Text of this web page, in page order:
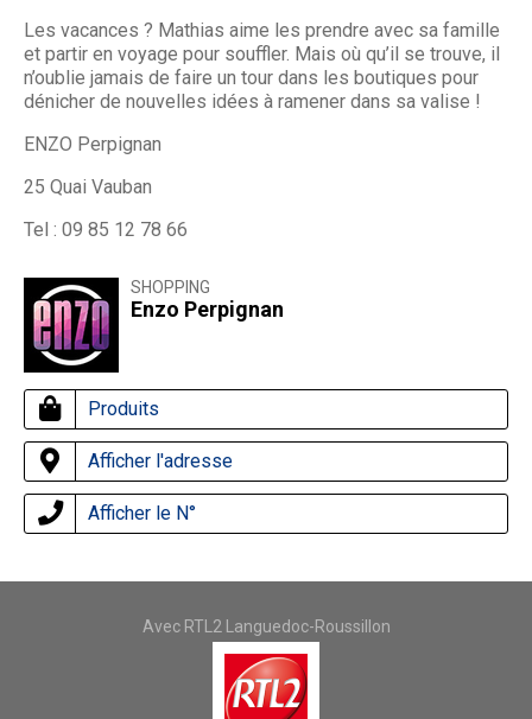
Les vacances ? Mathias aime les prendre avec sa famille
et partir en voyage pour souffler. Mais où qu’il se trouve, il
n’oublie jamais de faire un tour dans les boutiques pour
dénicher de nouvelles idées à ramener dans sa valise !
ENZO Perpignan
25 Quai Vauban
Tel : 09 85 12 78 66
SHOPPING
Enzo Perpignan
Produits
Afficher l'adresse
Afficher le N°
Avec RTL2 Languedoc-Roussillon